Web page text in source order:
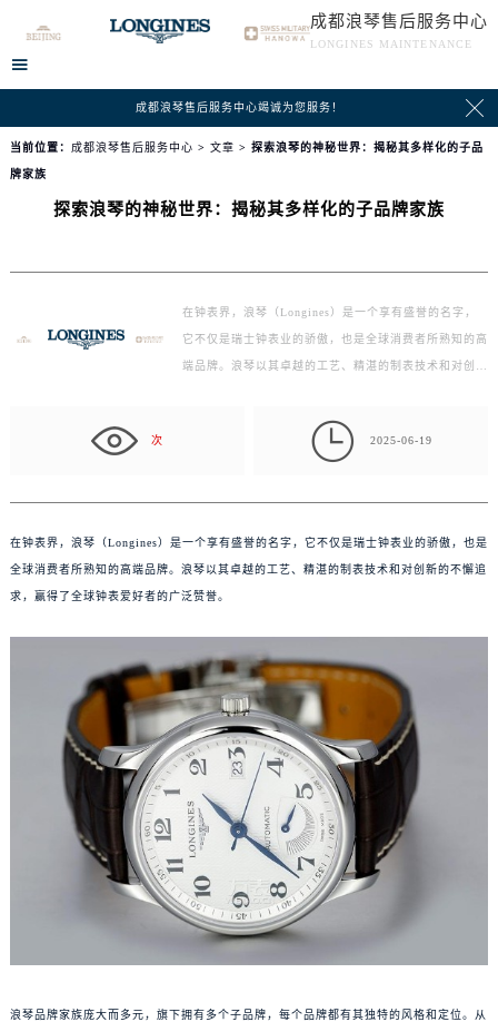
成都浪琴售后服务中心
LONGINES MAINTENANCE

成都浪琴售后服务中心竭诚为您服务！ 
当前位置： 成都浪琴售后服务中心 > 文章 > 探索浪琴的神秘世界：揭秘其多样化的子品
牌家族
探索浪琴的神秘世界：揭秘其多样化的子品牌家族
在钟表界，浪琴（Longines）是一个享有盛誉的名字，
它不仅是瑞士钟表业的骄傲，也是全球消费者所熟知的高
端品牌。浪琴以其卓越的工艺、精湛的制表技术和对创新
次  2025-06-19
在钟表界，浪琴（Longines）是一个享有盛誉的名字，它不仅是瑞士钟表业的骄傲，也是
全球消费者所熟知的高端品牌。浪琴以其卓越的工艺、精湛的制表技术和对创新的不懈追
求，赢得了全球钟表爱好者的广泛赞誉。
浪琴品牌家族庞大而多元，旗下拥有多个子品牌，每个品牌都有其独特的风格和定位。从